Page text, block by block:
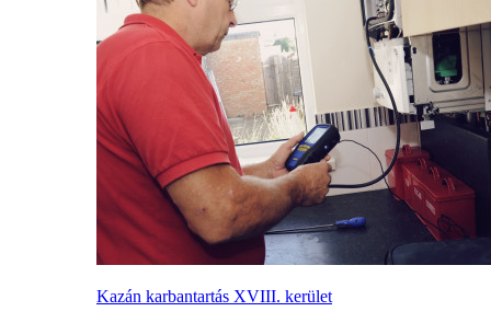
Kazán karbantartás XVIII. kerület